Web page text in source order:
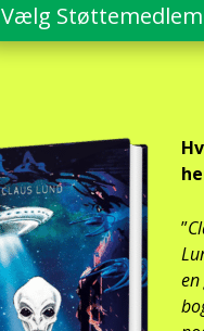
Vælg
”